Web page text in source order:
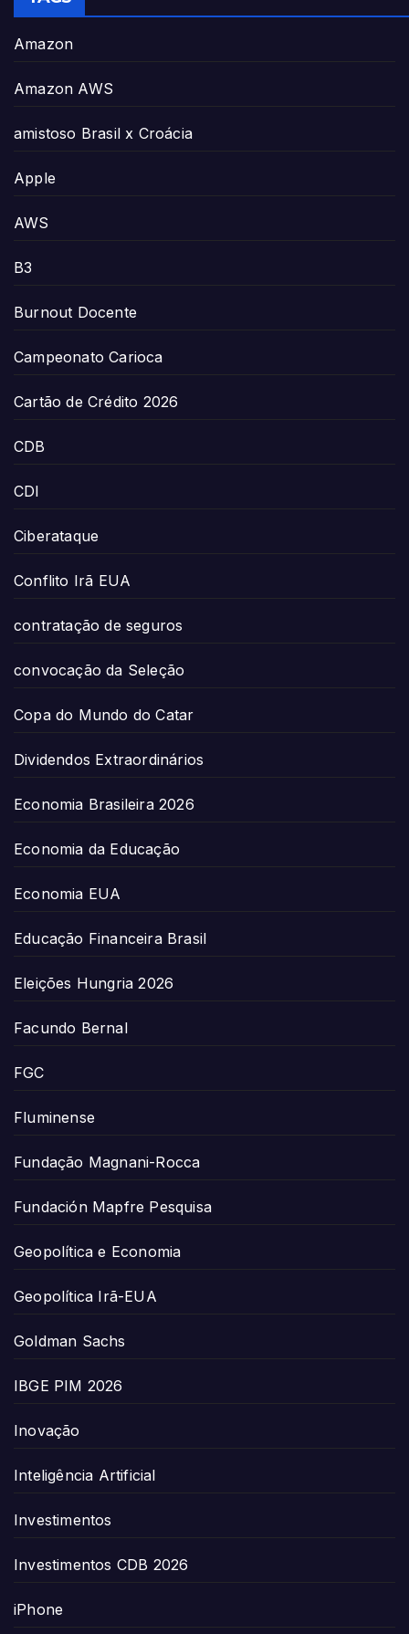
Amazon
Amazon AWS
amistoso Brasil x Croácia
Apple
AWS
B3
Burnout Docente
Campeonato Carioca
Cartão de Crédito 2026
CDB
CDI
Ciberataque
Conflito Irã EUA
contratação de seguros
convocação da Seleção
Copa do Mundo do Catar
Dividendos Extraordinários
Economia Brasileira 2026
Economia da Educação
Economia EUA
Educação Financeira Brasil
Eleições Hungria 2026
Facundo Bernal
FGC
Fluminense
Fundação Magnani-Rocca
Fundación Mapfre Pesquisa
Geopolítica e Economia
Geopolítica Irã-EUA
Goldman Sachs
IBGE PIM 2026
Inovação
Inteligência Artificial
Investimentos
Investimentos CDB 2026
iPhone